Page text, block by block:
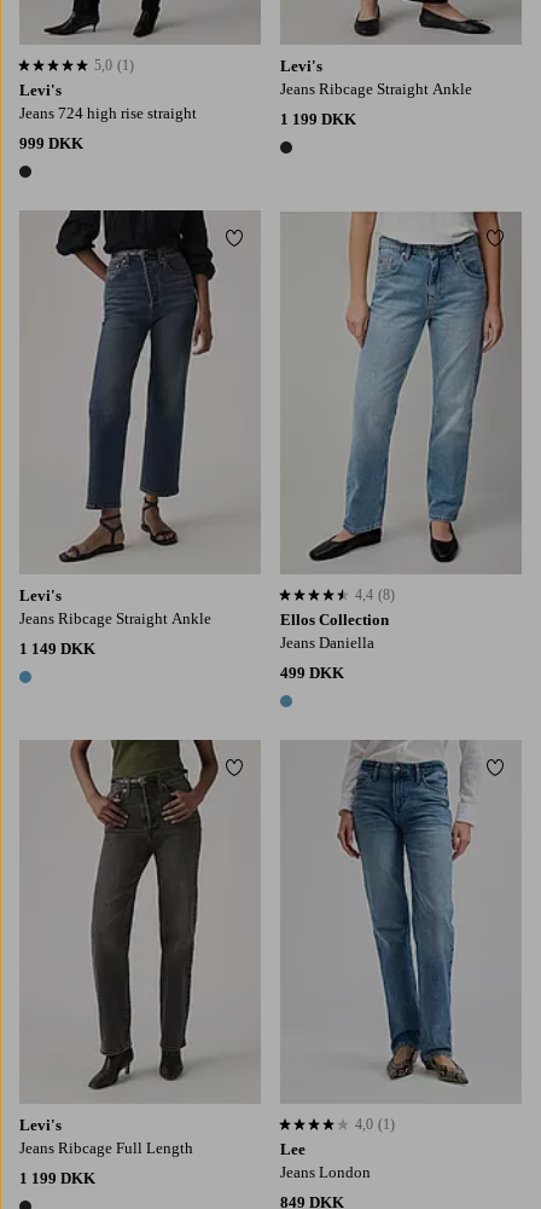
Levi's
Jeans 724 high rise straight
999 DKK
1 farve
5,0 baseret på 1 bedømmelser
5,0 (1)
Levi's
Jeans Ribcage Straight Ankle
1 199 DKK
1 farve
Levi's
Jeans Ribcage Straight Ankle
1 149 DKK
1 farve
Tilføj til favoritter
Ellos Collection
Jeans Daniella
499 DKK
1 farve
4,4 baseret på 8 bedømmelser
4,4 (8)
Levi's
Jeans Ribcage Full Length
1 199 DKK
Tilføj til favoritter
Lee
Jeans London
849 DKK
4,0 baseret på 1 bedømmelser
4,0 (1)